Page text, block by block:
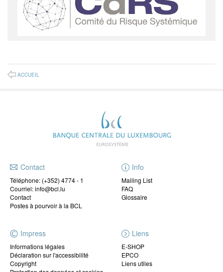
ACCUEIL
Contact
Téléphone: (+352) 4774 - 1
Courriel: info@bcl.lu
Contact
Postes à pourvoir à la BCL
Info
Mailing List
FAQ
Glossaire
Impress
Informations légales
Déclaration sur l'accessibilité
Copyright
Liens
E-SHOP
EPCO
Liens utiles